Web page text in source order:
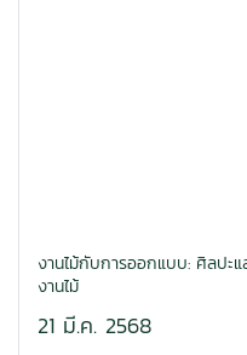
งานไม้กับการออกแบบ: ศิลปะแ
งานไม้
21 มี.ค. 2568